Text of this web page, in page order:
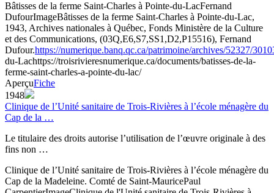
Bâtisses de la ferme Saint-Charles à Pointe-du-LacFernand
DufourImageBâtisses de la ferme Saint-Charles à Pointe-du-Lac,
1943, Archives nationales à Québec, Fonds Ministère de la Culture
et des Communications, (03Q,E6,S7,SS1,D2,P15516), Fernand
Dufour.https://numerique.banq.qc.ca/patrimoine/archives/52327/
du-Lachttps://troisrivieresnumerique.ca/documents/batisses-de-la-
ferme-saint-charles-a-pointe-du-lac/
AperçuFiche
1948
Clinique de l’Unité sanitaire de Trois-Rivières à l’école ménagère du
Cap de la …
Le titulaire des droits autorise l’utilisation de l’œuvre originale à des
fins non …
Clinique de l’Unité sanitaire de Trois-Rivières à l’école ménagère du
Cap de la Madeleine. Comté de Saint-MauricePaul